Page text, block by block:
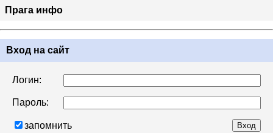
Прага инфо
Вход на сайт
Логин:
Пароль:
запомнить